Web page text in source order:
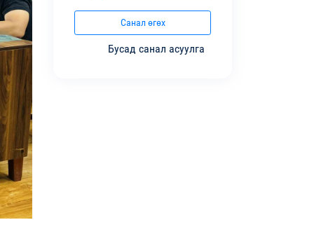
Санал өгөх
Бусад санал асуулга